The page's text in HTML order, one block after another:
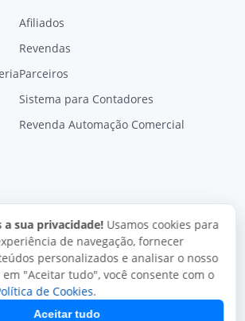
Afiliados
Revendas
Parceiros
Sistema para Contadores
Revenda Automação Comercial
sua privacidade! Usamos cookies para
de navegação, fornecer
personalizados e analisar o nosso
"Aceitar tudo", você consente com o
de Cookies.
Aceitar tudo